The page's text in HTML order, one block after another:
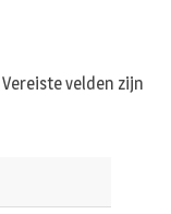
Vereiste velden zijn